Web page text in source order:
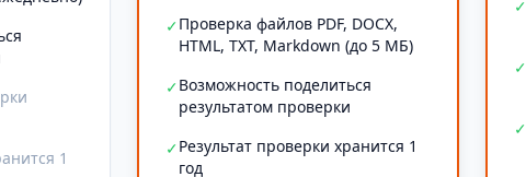
1
✓Проверка файлов PDF, DOCX,
HTML, TXT, Markdown (до 5 МБ)
✓Возможность поделиться
результатом проверки
✓Результат проверки хранится 1
год
✓
✓
✓